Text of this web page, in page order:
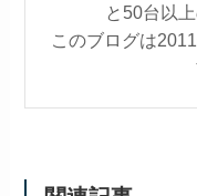
と50台以
このブログは